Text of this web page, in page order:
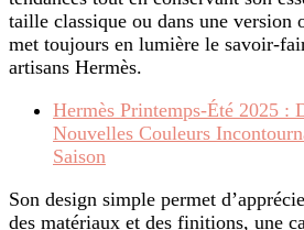
taille classique ou dans une version
met toujours en lumière le savoir-
artisans Hermès.
Hermès Printemps-Été 2025 :
Nouvelles Couleurs
Saison
Son design simple permet
des matériaux et des finitions, une